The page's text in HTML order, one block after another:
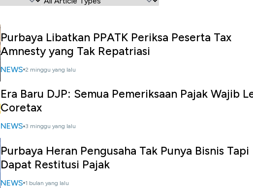
Purbaya Libatkan PPATK Periksa Peserta Tax
Amnesty yang Tak Repatriasi
NEWS 2 minggu yang lalu
Era Baru DJP: Semua Pemeriksaan Pajak Wajib
Coretax
NEWS 3 minggu yang lalu
Purbaya Heran Pengusaha Tak Punya Bisnis Tapi
Dapat Restitusi Pajak
NEWS 1 bulan yang lalu